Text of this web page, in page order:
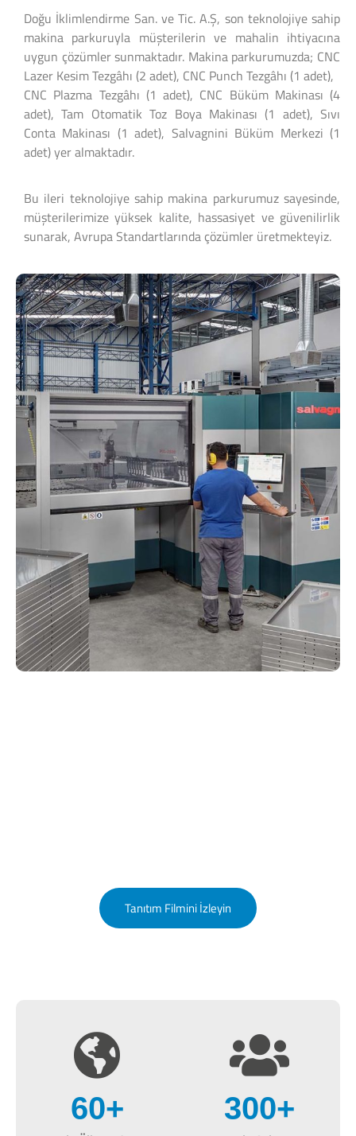
Doğu İklimlendirme San. ve Tic. A.Ş, son teknolojiye sahip
makina parkuruyla müşterilerin ve mahalin ihtiyacına
uygun çözümler sunmaktadır. Makina parkurumuzda; CNC
Lazer Kesim Tezgâhı (2 adet), CNC Punch Tezgâhı (1 adet),
CNC Plazma Tezgâhı (1 adet), CNC Büküm Makinası (4
adet), Tam Otomatik Toz Boya Makinası (1 adet), Sıvı
Conta Makinası (1 adet), Salvagnini Büküm Merkezi (1
adet) yer almaktadır.
Bu ileri teknolojiye sahip makina parkurumuz sayesinde,
müşterilerimize yüksek kalite, hassasiyet ve güvenilirlik
sunarak, Avrupa Standartlarında çözümler üretmekteyiz.
Tanıtım Filmini İzleyin
60+ 300+